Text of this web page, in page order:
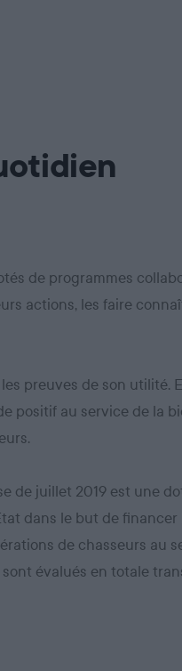
espèces végétales
de programmes
actions, les faire
preuves de son utilité.
positif au service de la
de juillet 2019 est une
dans le but de financer
de chasseurs au
évalués en totale